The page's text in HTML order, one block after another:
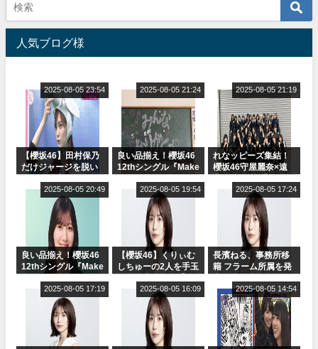
人気ブログ様
【櫻坂46】田村保乃
だけジャージを脱い
2025-08-05 23:54
良い品揃え！櫻坂46
12thシングル『Make
ャルグッズ絶賛販売
2025-08-05 21:24
れなッピーズ集結！
櫻坂46守屋麗奈×遠
ット！」水曜スタジ
オ出演決定
2025-08-05 21:19
良い品揃え！櫻坂46
12thシングル『Make
ャルグッズ絶賛販売
2025-08-05 20:49
【櫻坂46】くりぃむ
しちゅーの2人を手玉
りぃむナンタラ】
2025-08-05 19:54
長濱ねる、事務所移
籍 フラーム所属を発
2025-08-05 17:24
2025-08-05 17:19 2025-08-05 16:09 2025-08-05 14:54